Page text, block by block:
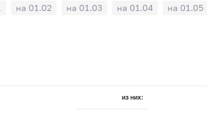
на 01.02 на 01.03 на 01.04 на 01.05
из них: